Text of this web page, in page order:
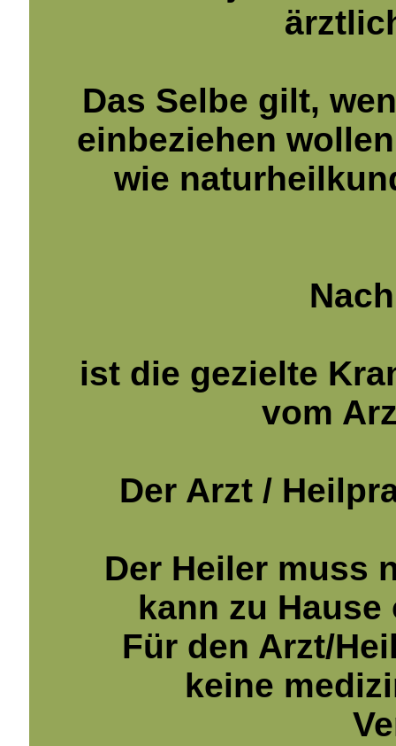
Das Selbe gilt,
einbeziehen
wie
ist die gezielte
vom
Der Arzt /
Der Heiler muss
kann zu
Für den Arzt/
keine